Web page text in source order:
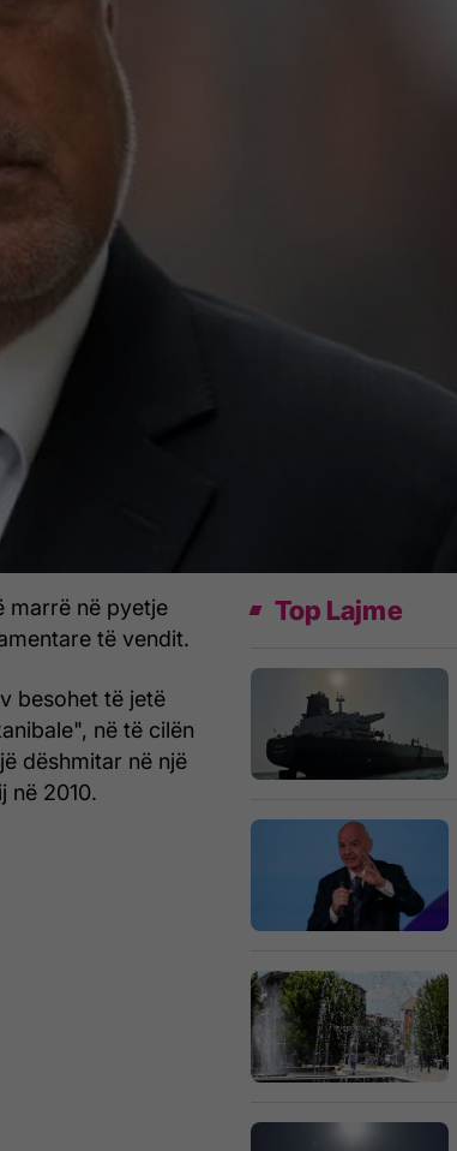
marrë në pyetje
të vendit.
besohet të jetë
në të cilën
dëshmitar në një
në 2010.
Top Lajme